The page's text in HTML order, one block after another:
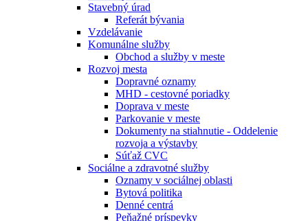
Stavebný úrad
Referát bývania
Vzdelávanie
Komunálne služby
Obchod a služby v meste
Rozvoj mesta
Dopravné oznamy
MHD - cestovné poriadky
Doprava v meste
Parkovanie v meste
Dokumenty na stiahnutie - Oddelenie
rozvoja a výstavby
Súťaž CVC
Sociálne a zdravotné služby
Oznamy v sociálnej oblasti
Bytová politika
Denné centrá
Peňažné príspevky